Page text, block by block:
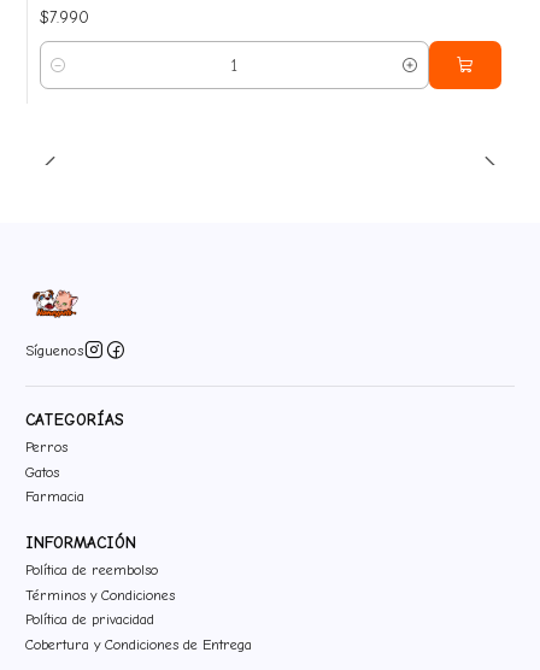
$7.990
Cantidad
Síguenos
CATEGORÍAS
Perros
Gatos
Farmacia
INFORMACIÓN
Política de reembolso
Términos y Condiciones
Política de privacidad
Cobertura y Condiciones de Entrega